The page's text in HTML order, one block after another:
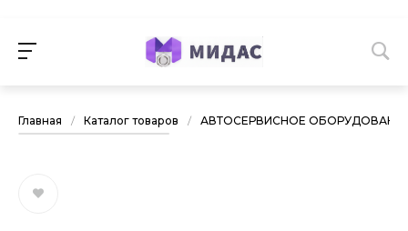
Главная / Каталог товаров / АВТОСЕРВИСНОЕ